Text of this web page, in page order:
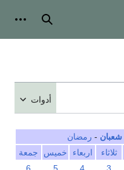
بحث
أدوات
شعبان - رمضان
ثلاثاء اربعاء خميس
جمعة